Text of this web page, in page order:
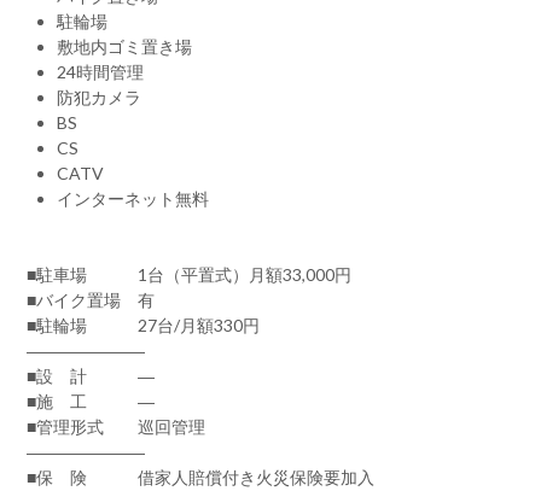
駐輪場
敷地内ゴミ置き場
24時間管理
防犯カメラ
BS
CS
CATV
インターネット無料
■駐車場 1台（平置式）月額33,000円
■バイク置場 有
■駐輪場 27台/月額330円
―――――――
■設 計 ―
■施 工 ―
■管理形式 巡回管理
―――――――
■保 険 借家人賠償付き火災保険要加入